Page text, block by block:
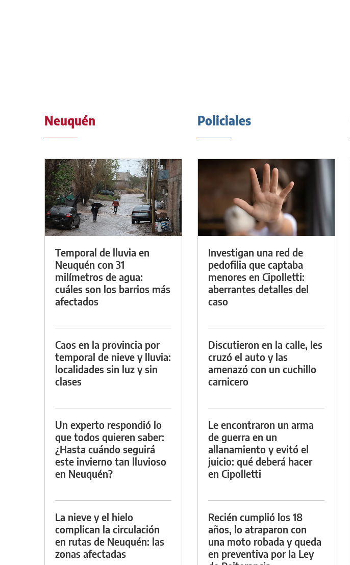
Neuquén
Temporal de lluvia en
Neuquén con 31
milímetros de agua:
cuáles son los barrios más
afectados
Caos en la provincia por
temporal de nieve y lluvia:
localidades sin luz y sin
clases
Un experto respondió lo
que todos quieren saber:
¿Hasta cuándo seguirá
este invierno tan lluvioso
en Neuquén?
La nieve y el hielo
complican la circulación
en rutas de Neuquén: las
zonas afectadas
Policiales
Investigan una red de
pedofilia que captaba
menores en Cipolletti:
aberrantes detalles del
caso
Discutieron en la calle, les
cruzó el auto y las
amenazó con un cuchillo
carnicero
Le encontraron un arma
de guerra en un
allanamiento y evitó el
juicio: qué deberá hacer
en Cipolletti
Recién cumplió los 18
años, lo atraparon con
una moto robada y queda
en preventiva por la Ley